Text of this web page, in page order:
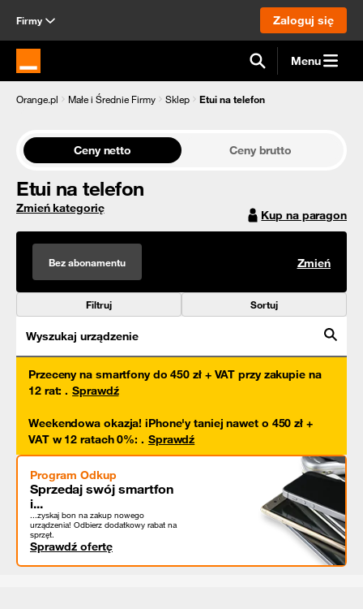
Firmy Zaloguj się
Strona główna Orange.pl Menu
Orange.pl Małe i Średnie Firmy Sklep Etui na telefon
Ceny netto Ceny brutto
Etui na telefon
Zmień kategorię Kup na paragon
Bez abonamentu Zmień
Filtruj Sortuj
Wyszukaj urządzenie
Przeceny na smartfony do 450 zł + VAT przy zakupie na
12 rat: . Sprawdź
Weekendowa okazja! iPhone'y taniej nawet o 450 zł +
VAT w 12 ratach 0%: . Sprawdź
Program Odkup
Sprzedaj swój smartfon
i...
...zyskaj bon na zakup nowego
urządzenia! Odbierz dodatkowy rabat na
sprzęt.
Sprawdź ofertę